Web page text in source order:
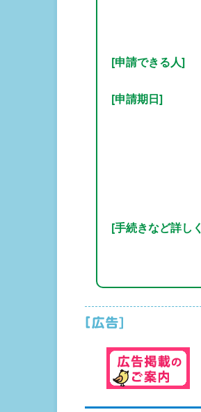
[申請できる人]
[申請期日]
[手続きなど詳し